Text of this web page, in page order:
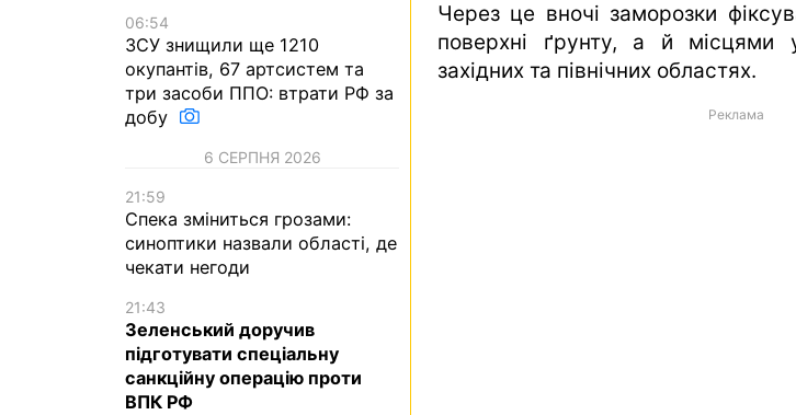
Через це вночі заморозки
поверхні ґрунту, а й місцями
західних та північних областях.
Реклама
06:54
ЗСУ знищили ще 1210
окупантів, 67 артсистем та
три засоби ППО: втрати РФ за
добу
6 СЕРПНЯ 2026
21:59
Спека зміниться грозами:
синоптики назвали області, де
чекати негоди
21:43
Зеленський доручив
підготувати спеціальну
санкційну операцію проти
ВПК РФ